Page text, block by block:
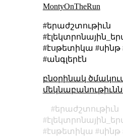
MontyOnTheRun
#երաժշտութիւն
#էսթետիկա
#անգլերէն
բնօրինակ
երաժշտութիւն
էսթետիկա
սինթ